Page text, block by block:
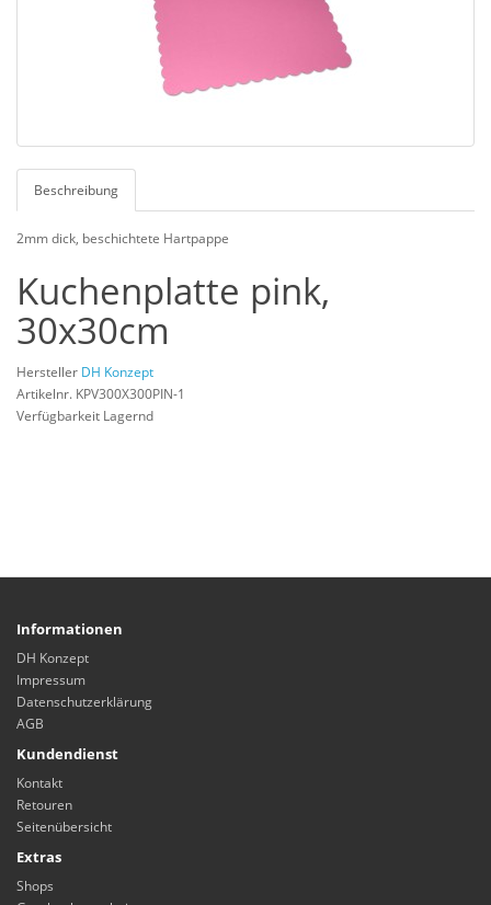
Beschreibung
2mm dick, beschichtete Hartpappe
Kuchenplatte pink,
30x30cm
Hersteller DH Konzept
Artikelnr. KPV300X300PIN-1
Verfügbarkeit Lagernd
Informationen
DH Konzept
Impressum
Datenschutzerklärung
AGB
Kundendienst
Kontakt
Retouren
Seitenübersicht
Extras
Shops